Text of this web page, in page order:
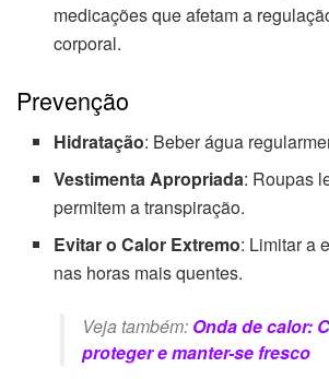
medicações que afetam a
corporal.
Prevenção
Hidratação: Beber água
Vestimenta Apropriada: Roupas
permitem a transpiração.
Evitar o Calor Extremo: Limitar a
nas horas mais quentes.
Veja também: Onda de calor:
proteger e manter-se fresco